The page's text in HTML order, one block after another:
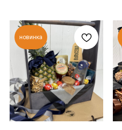
новинка